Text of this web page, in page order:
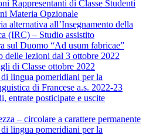
Rappresentanti di Classe Studenti
Materia Opzionale
alternativa all’Insegnamento della
(IRC) – Studio assistito
sul Duomo “Ad usum fabricae”
delle lezioni dal 3 ottobre 2022
di Classe ottobre 2022
lingua pomeridiani per la
di Francese a.s. 2022-23
entrate posticipate e uscite
– circolare a carattere permanente
lingua pomeridiani per la